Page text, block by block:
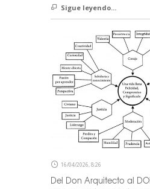
Sigue leyendo...
16/04/2026, 8:26
Del Don Arquitecto al